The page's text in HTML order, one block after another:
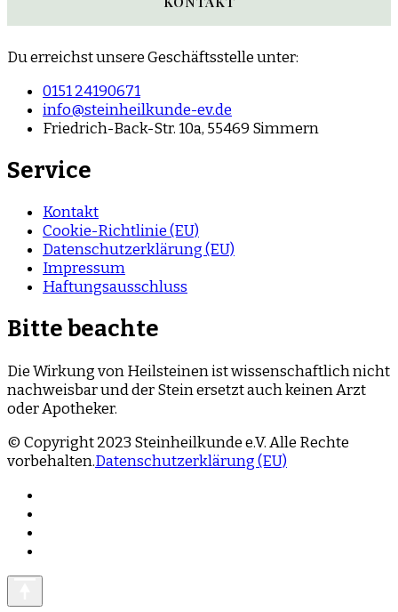
Du erreichst unsere Geschäftsstelle unter:
0151 24190671
info@steinheilkunde-ev.de
Friedrich-Back-Str. 10a, 55469 Simmern
Service
Kontakt
Cookie-Richtlinie (EU)
Datenschutzerklärung (EU)
Impressum
Haftungsausschluss
Bitte beachte
Die Wirkung von Heilsteinen ist wissenschaftlich nicht
nachweisbar und der Stein ersetzt auch keinen Arzt
oder Apotheker.
© Copyright 2023 Steinheilkunde e.V. Alle Rechte
vorbehalten.Datenschutzerklärung (EU)